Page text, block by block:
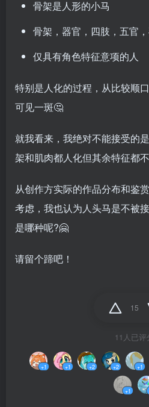
骨架是人形的小马
骨架，器官，四肢，五官
仅具有角色特征意项的人
特别是人化的过程，从比较顺
可见一斑🤔
就我看来，我绝对不能接受的
架和肌肉都人化但其余特征都
从创作方实际的作品分布和鉴
考虑，我也认为人头马是不被
是哪种呢?🤗
请留个蹄吧！
15
11人已评
+1 +1 +2 +2 +1
+1